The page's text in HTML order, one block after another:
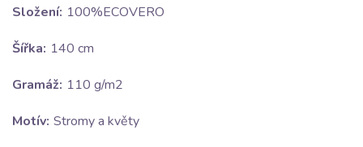
Složení: 100%ECOVERO
Šířka: 140 cm
Gramáž: 110 g/m2
Motív: Stromy a květy